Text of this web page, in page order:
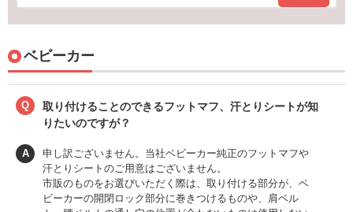
ベビーカー
Q
取り付けることのできるフットマフ、汗とりシートが知
りたいのですが？
A
申し訳ございません。当社ベビーカー純正のフットマフや
汗とりシートのご用意はございません。
市販のものをお選びいただく際は、取り付ける部分が、ベ
ビーカーの開閉ロック部分に巻きつけるものや、肩ベル